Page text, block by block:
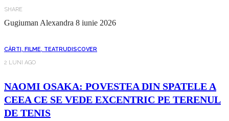
SHARE
Gugiuman Alexandra 8 iunie 2026
CĂRTI, FILME, TEATRUDISCOVER
2 LUNI AGO
NAOMI OSAKA: POVESTEA DIN SPATELE A
CEEA CE SE VEDE EXCENTRIC PE TERENUL
DE TENIS